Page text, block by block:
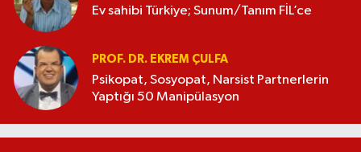
Ev sahibi Türkiye; Sunum/Tanım FİL’ce
PROF. DR. EKREM ÇULFA
Psikopat, Sosyopat, Narsist Partnerlerin
Yaptığı 50 Manipülasyon